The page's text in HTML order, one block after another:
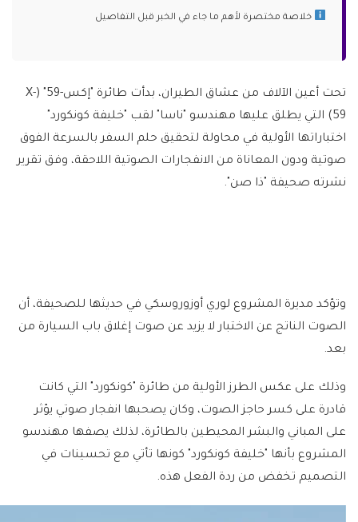
خلاصة مختصرة لأهم ما جاء في الخبر قبل التفاصيل
تحت أعين الآلاف من عشاق الطيران، بدأت طائرة "إكس-59" (X-
59) التي يطلق عليها مهندسو "ناسا" لقب "خليفة كونكورد"
اختباراتها الأولية في محاولة لتحقيق حلم السفر بالسرعة الفوق
صوتية ودون المعاناة من الانفجارات الصوتية اللاحقة، وفق تقرير
نشرته صحيفة "ذا صن".
وتؤكد مديرة المشروع لوري أوزوروسكي في حديثها للصحيفة، أن
الصوت الناتج عن الاختبار لا يزيد عن صوت إغلاق باب السيارة من
بعد.
وذلك على عكس الطرز الأولية من طائرة "كونكورد" التي كانت
قادرة على كسر حاجز الصوت، وكان يصحبها انفجار صوتي يؤثر
على المباني والبشر المحيطين بالطائرة، لذلك يصفها مهندسو
المشروع بأنها "خليفة كونكورد" كونها تأتي مع تحسينات في
التصميم تخفض من ردة الفعل هذه.